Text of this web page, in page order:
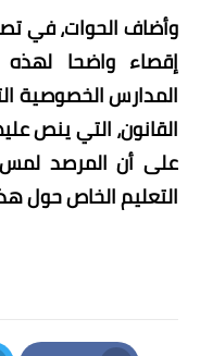
وأضاف الحوات، في
إقصاء واضحا
القانون، التي ينص
على أن المرصد لمس
التعليم الخاص حول